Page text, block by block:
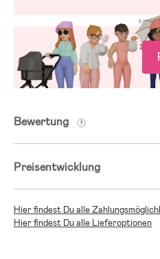
Bewertung
Preisentwicklung
Hier findest Du alle
Hier findest Du alle Lieferoptionen